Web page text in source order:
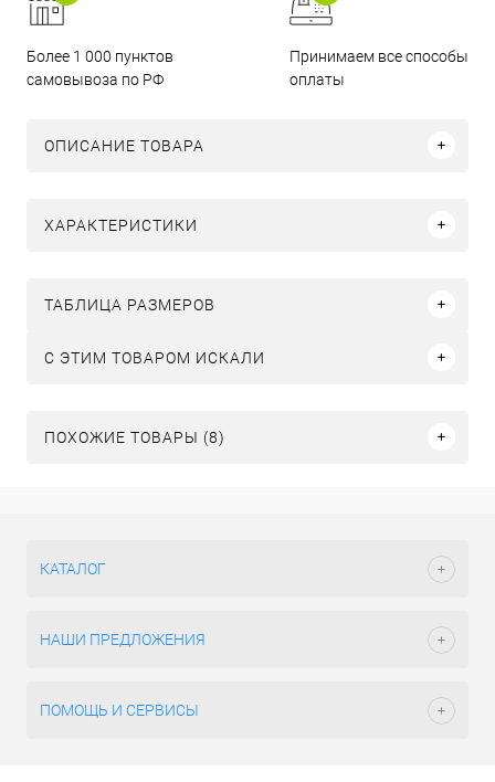
Более 1 000 пунктов
самовывоза по РФ
Принимаем все способы
оплаты
ОПИСАНИЕ ТОВАРА
ХАРАКТЕРИСТИКИ
ТАБЛИЦА РАЗМЕРОВ
C ЭТИМ ТОВАРОМ ИСКАЛИ
ПОХОЖИЕ ТОВАРЫ (8)
КАТАЛОГ
НАШИ ПРЕДЛОЖЕНИЯ
ПОМОЩЬ И СЕРВИСЫ